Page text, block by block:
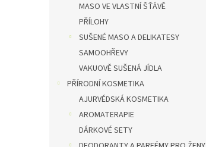
MASO VE VLASTNÍ ŠŤÁVĚ
PŘÍLOHY
SUŠENÉ MASO A DELIKATESY
SAMOOHŘEVY
VAKUOVĚ SUŠENÁ JÍDLA
PŘÍRODNÍ KOSMETIKA
AJURVÉDSKÁ KOSMETIKA
AROMATERAPIE
DÁRKOVÉ SETY